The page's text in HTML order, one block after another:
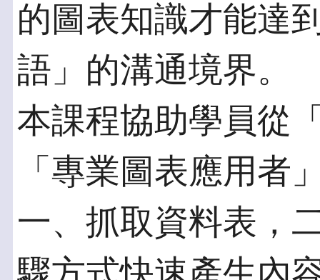
的圖表知識才能達
語」的溝通境界。
本課程協助學員從
「專業圖表應用者
一、抓取資料表，